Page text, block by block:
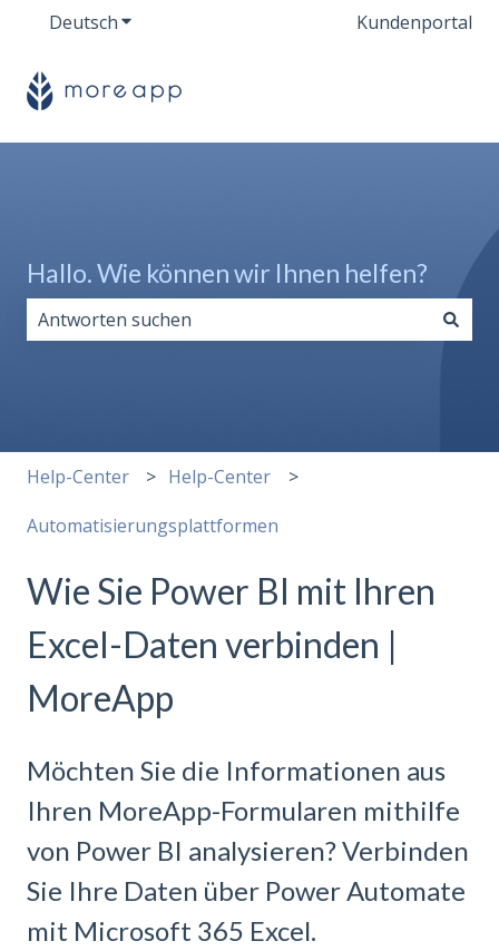
DeutschUntermenü für Übersetzungen anzeigen
Kundenportal
Hallo. Wie können wir Ihnen helfen?
Help-Center Help-Center
Automatisierungsplattformen
Wie Sie Power BI mit Ihren
Excel-Daten verbinden |
MoreApp
Möchten Sie die Informationen aus
Ihren MoreApp-Formularen mithilfe
von Power BI analysieren? Verbinden
Sie Ihre Daten über Power Automate
mit Microsoft 365 Excel.